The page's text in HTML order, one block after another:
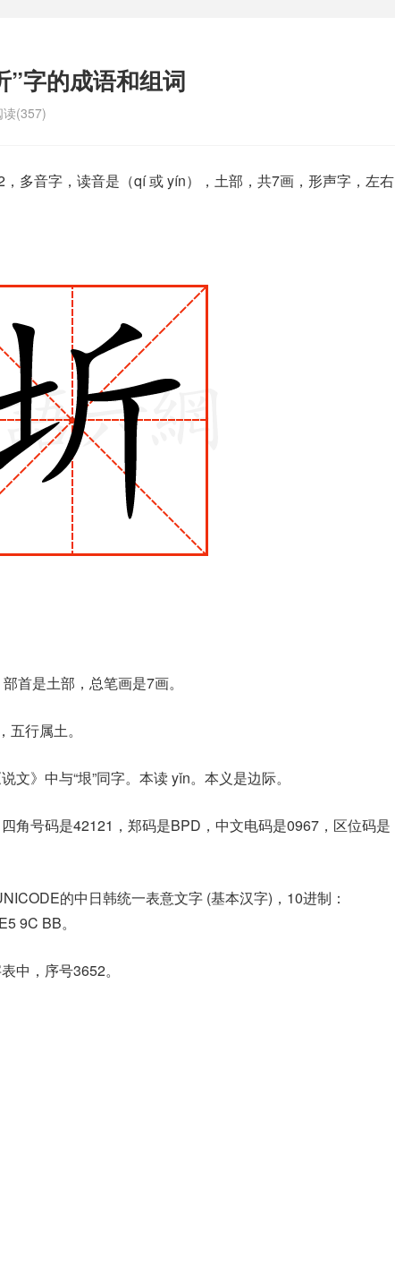
”字的成语和组词
读(357)
多音字，读音是（qí 或 yín），土部，共7画，形声字，左右
首是土部，总笔画是7画。
五行属土。
文》中与“垠”同字。本读 yǐn。本义是边际。
角号码是42121，郑码是BPD，中文电码是0967，区位码是
的中日韩统一表意文字 (基本汉字)，10进制：
9C BB。
中，序号3652。